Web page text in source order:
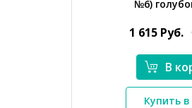
*}
№6)
1 615 Руб.
В
Купить